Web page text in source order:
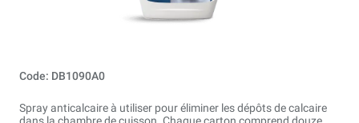
Code: DB1090A0
Spray anticalcaire à utiliser pour éliminer les dépôts de calcaire